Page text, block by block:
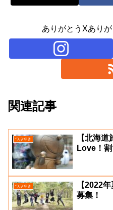
ありがとうXあり
関連記事
つぶやき
【北海
Love！
つぶやき
【2022
募集！